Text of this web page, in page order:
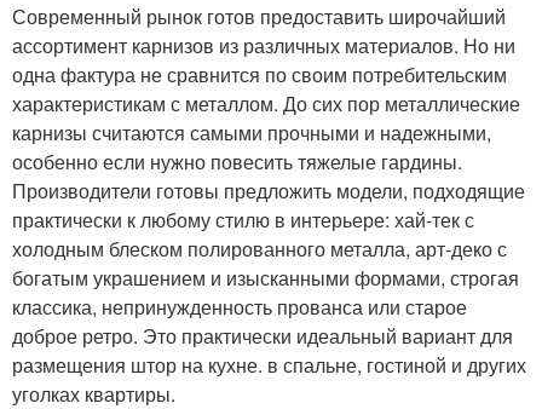
Современный рынок готов предоставить широчайший
ассортимент карнизов из различных материалов. Но ни
одна фактура не сравнится по своим потребительским
характеристикам с металлом. До сих пор металлические
карнизы считаются самыми прочными и надежными,
особенно если нужно повесить тяжелые гардины.
Производители готовы предложить модели, подходящие
практически к любому стилю в интерьере: хай-тек с
холодным блеском полированного металла, арт-деко с
богатым украшением и изысканными формами, строгая
классика, непринужденность прованса или старое
доброе ретро. Это практически идеальный вариант для
размещения штор на кухне. в спальне, гостиной и других
уголках квартиры.